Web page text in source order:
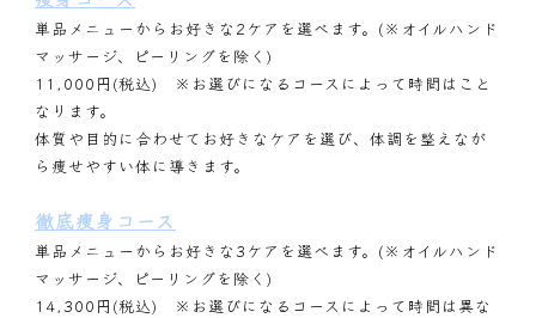
単品メニューからお好きな2ケアを選べます。(※オイルハンド
マッサージ、ピーリングを除く)
11,000円(税込) ※お選びになるコースによって時間はこと
なります。
体質や目的に合わせてお好きなケアを選び、体調を整えなが
ら痩せやすい体に導きます。
徹底痩身コース
単品メニューからお好きな3ケアを選べます。(※オイルハンド
マッサージ、ピーリングを除く)
14,300円(税込) ※お選びになるコースによって時間は異な